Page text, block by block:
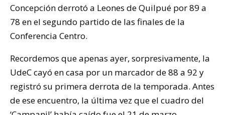
Concepción derrotó a Leones de Quilpué por 89 a
78 en el segundo partido de las finales de la
Conferencia Centro.
Recordemos que apenas ayer, sorpresivamente, la
UdeC cayó en casa por un marcador de 88 a 92 y
registró su primera derrota de la temporada. Antes
de ese encuentro, la última vez que el cuadro del